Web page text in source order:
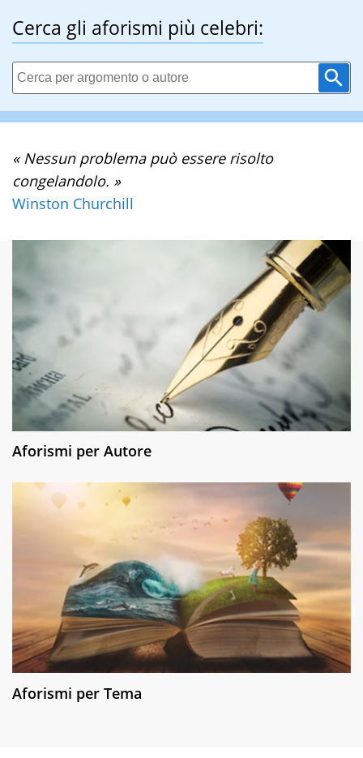
Cerca gli aforismi più celebri:
« Nessun problema può essere risolto
congelandolo. »
Winston Churchill
Aforismi per Autore
Aforismi per Tema